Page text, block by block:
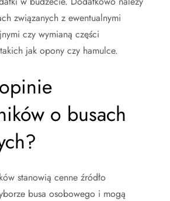
związanych z ewentualnymi
czy wymianą części
jak opony czy hamulce.
o busach
stanowią cenne źródło
busa osobowego i mogą